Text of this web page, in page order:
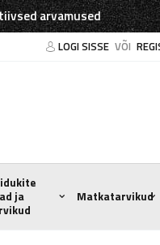
arvamused
LOGI SISSE VÕI
ja
Matkatarvikud